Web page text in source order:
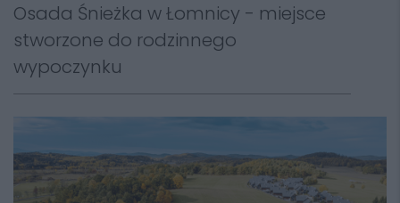
Osada Śnieżka w Łomnicy - miejsce
stworzone do rodzinnego
wypoczynku